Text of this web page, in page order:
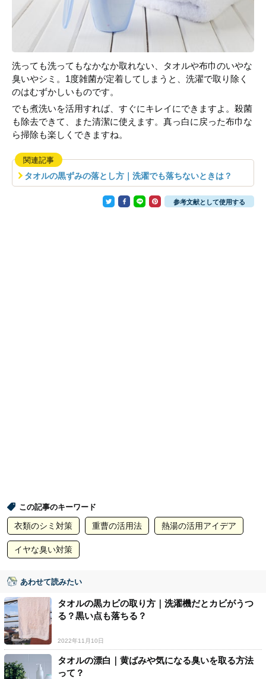
洗っても洗ってもなかなか取れない、タオルや布巾のいやな
臭いやシミ。1度雑菌が定着してしまうと、洗濯で取り除く
のはむずかしいものです。
でも煮洗いを活用すれば、すぐにキレイにできますよ。殺菌
も除去できて、また清潔に使えます。真っ白に戻った布巾な
ら掃除も楽しくできますね。
関連記事
タオルの黒ずみの落とし方｜洗濯でも落ちないときは？
参考文献として使用する
この記事のキーワード
衣類のシミ対策 重曹の活用法 熱湯の活用アイデア
イヤな臭い対策
あわせて読みたい
タオルの黒カビの取り方｜洗濯機だとカビがうつ
る？黒い点も落ちる？
2022年11月10日
タオルの漂白｜黄ばみや気になる臭いを取る方法
って？